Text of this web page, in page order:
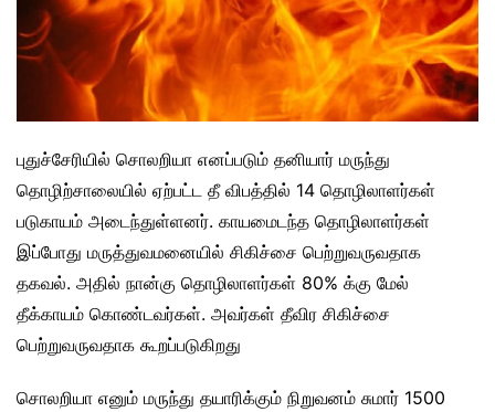
புதுச்சேரியில் சொலறியா எனப்படும் தனியார் மருந்து
தொழிற்சாலையில் ஏற்பட்ட தீ விபத்தில் 14 தொழிலாளர்கள்
படுகாயம் அடைந்துள்ளனர். காயமைடந்த தொழிலாளர்கள்
இப்போது மருத்துவமனையில் சிகிச்சை பெற்றுவருவதாக
தகவல். அதில் நான்கு தொழிலாளர்கள் 80% க்கு மேல்
தீக்காயம் கொண்டவர்கள். அவர்கள் தீவிர சிகிச்சை
பெற்றுவருவதாக கூறப்படுகிறது
சொலறியா எனும் மருந்து தயாரிக்கும் நிறுவனம் சுமார் 1500